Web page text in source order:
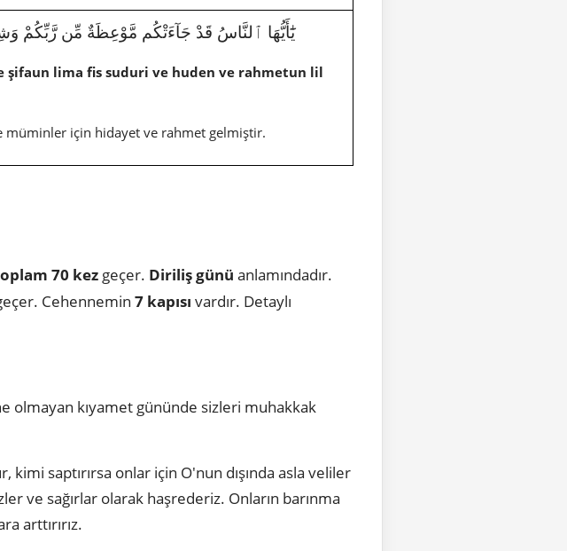
1419|10|57|يَٰٓأَيُّهَا ٱلنَّاسُ قَدْ جَآءَتْكُم مَّوْعِظَةٌ مِّن
şifaun lima fis suduri ve huden ve rahmetun lil
müminler için hidayet ve rahmet gelmiştir.
70 kez geçer. Diriliş günü anlamındadır.
Cehennemin 7 kapısı vardır. Detaylı
olmayan kıyamet gününde sizleri muhakkak
saptırırsa onlar için O'nun dışında asla veliler
ve sağırlar olarak haşrederiz. Onların barınma
arttırırız.